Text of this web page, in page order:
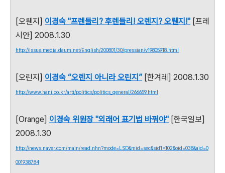
[오뤤지] 이경숙 "프렌들리? 후렌들리! 오렌지? 오뤤지!" [프레
시안] 2008.1.30
http://issue.media.daum.net/English/200801/30/pressian/v19805918.html
[오린지] 이경숙 “오렌지 아니라 오린지” [한겨레] 2008.1.30
http://www.hani.co.kr/arti/politics/politics_general/266659.html
[Orange] 이경숙 위원장 "외래어 표기법 바꿔야" [한국일보]
2008.1.30
http://news.naver.com/main/read.nhn?mode=LSD&mid=sec&sid1=102&oid=038&aid=0
001938784